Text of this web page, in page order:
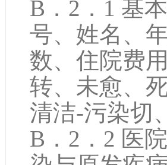
B．2．1 基
号、姓名、
数、住院费
转、未愈、
清洁-污染切
B．2．2 医